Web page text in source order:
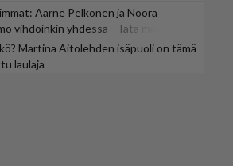
Aarne Pelkonen ja Noora
vihdoinkin yhdessä - Tätä moni jo
Martina Aitolehden isäpuoli on tämä
laulaja